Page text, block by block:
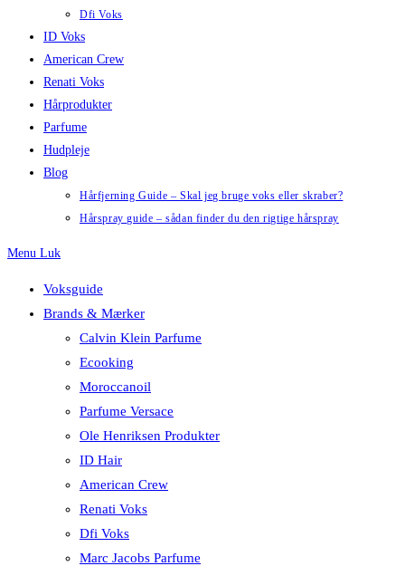
Dfi Voks
ID Voks
American Crew
Renati Voks
Hårprodukter
Parfume
Hudpleje
Blog
Hårfjerning Guide – Skal jeg bruge voks eller skraber?
Hårspray guide – sådan finder du den rigtige hårspray
Menu Luk
Voksguide
Brands & Mærker
Calvin Klein Parfume
Ecooking
Moroccanoil
Parfume Versace
Ole Henriksen Produkter
ID Hair
American Crew
Renati Voks
Dfi Voks
Marc Jacobs Parfume